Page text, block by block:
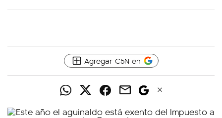
Agregar C5N en